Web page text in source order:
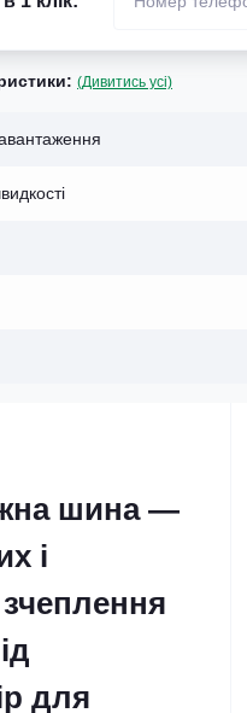
(Дивитись усі)
шина —
і
для